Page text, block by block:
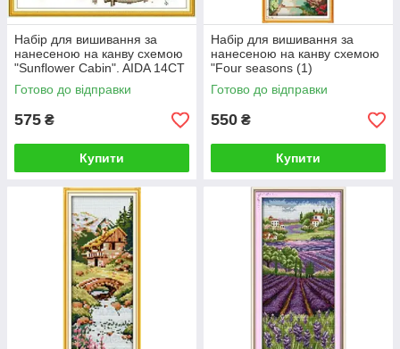
Набір для вишивання за
нанесеною на канву схемою
"Sunflower Cabin". AIDA 14CT
printed 31*30 см
Готово до відправки
575 ₴
Купити
Набір для вишивання за
нанесеною на канву схемою
"Four seasons (1)
Summer".AIDA 14CT printed ,
15*35
Готово до відправки
550 ₴
Купити